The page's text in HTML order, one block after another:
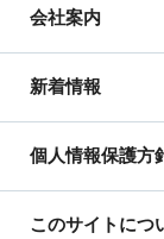
会社案内
新着情報
個人情報保護方
このサイトにつ